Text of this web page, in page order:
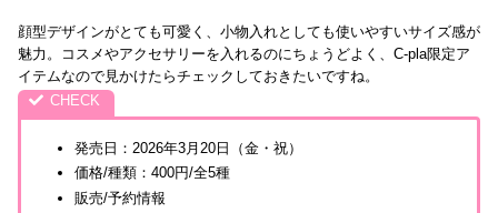
顔型デザインがとても可愛く、小物入れとしても使いやすいサイズ感が
魅力。コスメやアクセサリーを入れるのにちょうどよく、C-pla限定ア
イテムなので見かけたらチェックしておきたいですね。
発売日：2026年3月20日（金・祝）
価格/種類：400円/全5種
販売/予約情報